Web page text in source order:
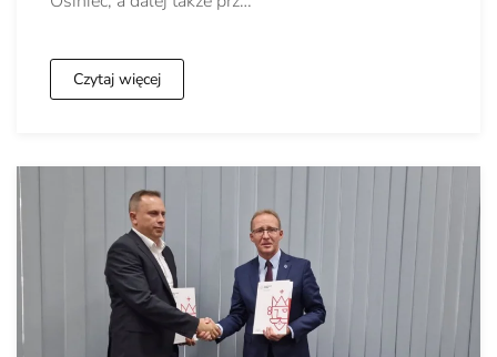
Czytaj więcej